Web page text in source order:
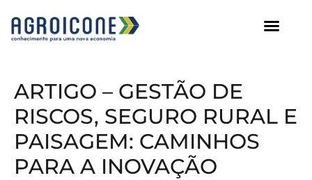
ARTIGO – GESTÃO DE
RISCOS, SEGURO RURAL E
PAISAGEM: CAMINHOS
PARA A INOVAÇÃO